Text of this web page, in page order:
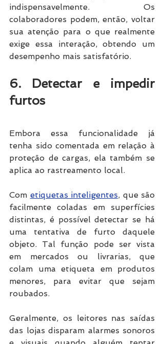
indispensavelmente. Os
colaboradores podem, então, voltar
sua atenção para o que realmente
exige essa interação, obtendo um
desempenho mais satisfatório.
6. Detectar e impedir
furtos
Embora essa funcionalidade já
tenha sido comentada em relação à
proteção de cargas, ela também se
aplica ao rastreamento local.
Com etiquetas inteligentes, que são
facilmente coladas em superfícies
distintas, é possível detectar se há
uma tentativa de furto daquele
objeto. Tal função pode ser vista
em mercados ou livrarias, que
colam uma etiqueta em produtos
menores, para evitar que sejam
roubados.
Geralmente, os leitores nas saídas
das lojas disparam alarmes sonoros